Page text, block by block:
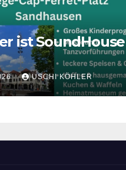
ist SoundHouse
USCHI KÖHLER